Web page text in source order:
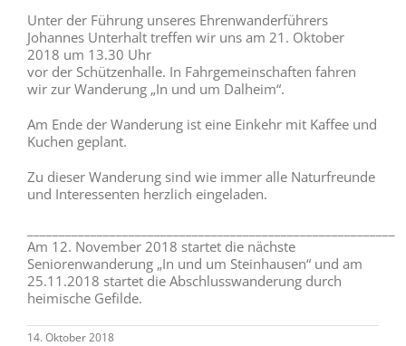
Unter der Führung unseres Ehrenwanderführers
Johannes Unterhalt treffen wir uns am 21. Oktober
2018 um 13.30 Uhr
vor der Schützenhalle. In Fahrgemeinschaften fahren
wir zur Wanderung „In und um Dalheim“.
Am Ende der Wanderung ist eine Einkehr mit Kaffee und
Kuchen geplant.
Zu dieser Wanderung sind wie immer alle Naturfreunde
und Interessenten herzlich eingeladen.
Am 12. November 2018 startet die nächste
Seniorenwanderung „In und um Steinhausen“ und am
25.11.2018 startet die Abschlusswanderung durch
heimische Gefilde.
14. Oktober 2018